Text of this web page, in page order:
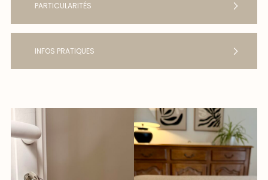
PARTICULARITÉS
INFOS PRATIQUES